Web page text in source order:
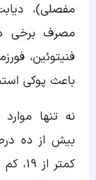
مفصلی)،
مصرف برخی
فنیتوئین،
باعث پوکی
نه تنها
کمتر